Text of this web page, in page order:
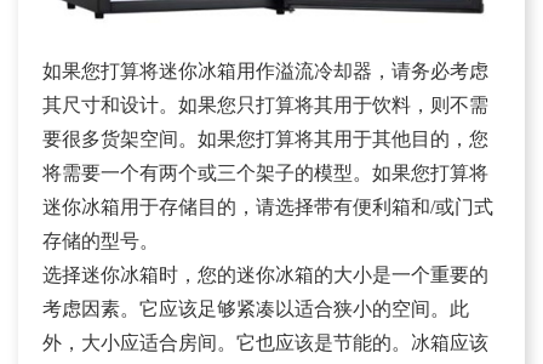
如果您打算将迷你冰箱用作溢流冷却器，请务必考虑
其尺寸和设计。如果您只打算将其用于饮料，则不需
要很多货架空间。如果您打算将其用于其他目的，您
将需要一个有两个或三个架子的模型。如果您打算将
迷你冰箱用于存储目的，请选择带有便利箱和/或门式
存储的型号。
选择迷你冰箱时，您的迷你冰箱的大小是一个重要的
考虑因素。它应该足够紧凑以适合狭小的空间。此
外，大小应适合房间。它也应该是节能的。冰箱应该